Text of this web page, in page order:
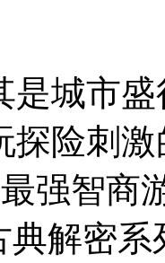
是城市
探险刺
强智商
典解密